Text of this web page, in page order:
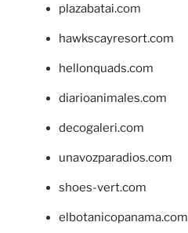
plazabatai.com
hawkscayresort.com
hellonquads.com
diarioanimales.com
decogaleri.com
unavozparadios.com
shoes-vert.com
elbotanicopanama.com